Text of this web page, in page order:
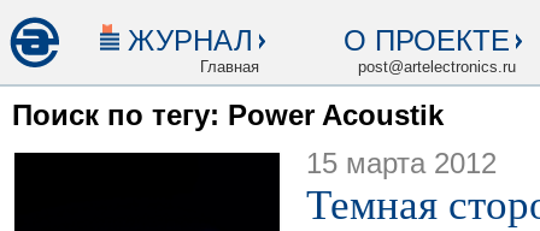
ЖУРНАЛ
Главная
О ПРОЕКТЕ
post@artelectronics.ru
Поиск по тегу: Power Acoustik
15 марта 2012
Темная